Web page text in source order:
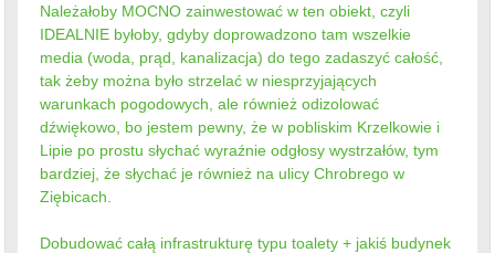
Należałoby MOCNO zainwestować w ten obiekt, czyli
IDEALNIE byłoby, gdyby doprowadzono tam wszelkie
media (woda, prąd, kanalizacja) do tego zadaszyć całość,
tak żeby można było strzelać w niesprzyjających
warunkach pogodowych, ale również odizolować
dźwiękowo, bo jestem pewny, że w pobliskim Krzelkowie i
Lipie po prostu słychać wyraźnie odgłosy wystrzałów, tym
bardziej, że słychać je również na ulicy Chrobrego w
Ziębicach.
Dobudować całą infrastrukturę typu toalety + jakiś budynek